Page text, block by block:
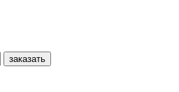
заказать